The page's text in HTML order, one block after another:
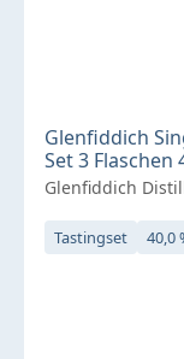
Glenfiddich
Set 3 Flaschen
Glenfiddich
Tastingset 40,0